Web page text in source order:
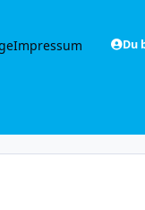
Impressum Du